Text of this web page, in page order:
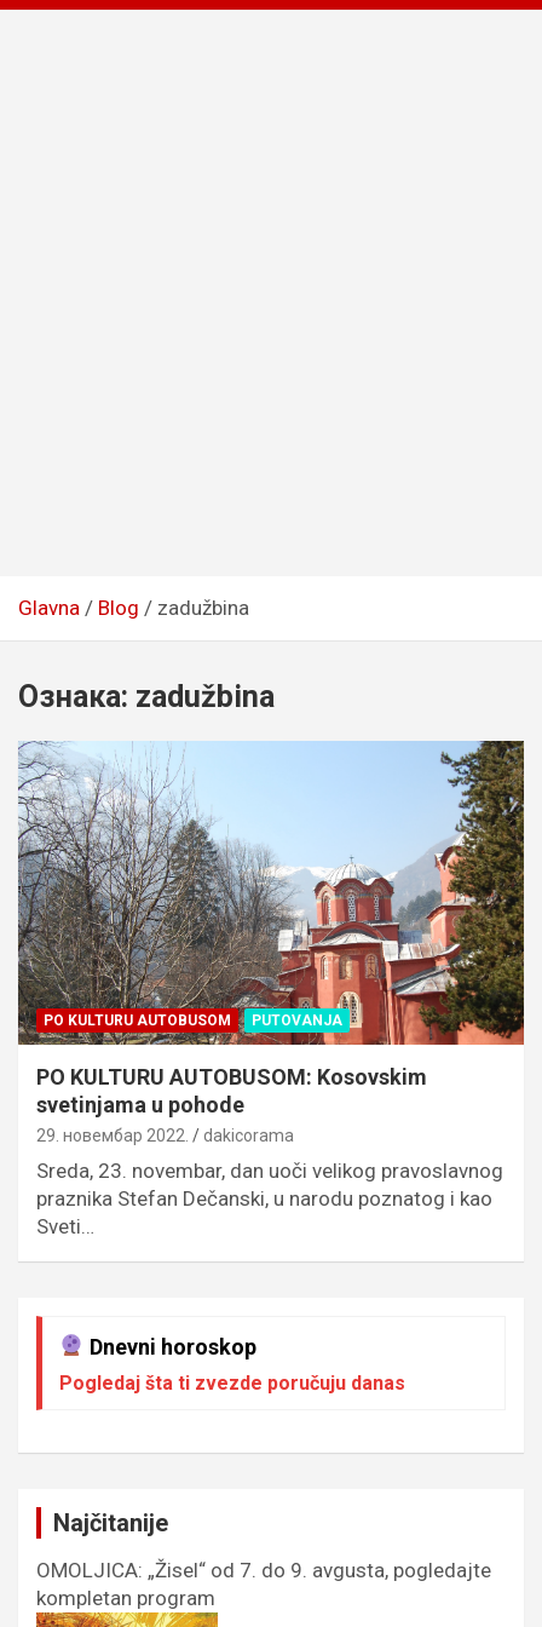
Glavna Blog zadužbina
Ознака: zadužbina
PO KULTURU AUTOBUSOM PUTOVANJA
PO KULTURU AUTOBUSOM: Kosovskim
svetinjama u pohode
29. новембар 2022. dakicorama
Sreda, 23. novembar, dan uoči velikog pravoslavnog
praznika Stefan Dečanski, u narodu poznatog i kao
Sveti…
Dnevni horoskop
Pogledaj šta ti zvezde poručuju danas
Najčitanije
OMOLJICA: „Žisel“ od 7. do 9. avgusta, pogledajte
kompletan program